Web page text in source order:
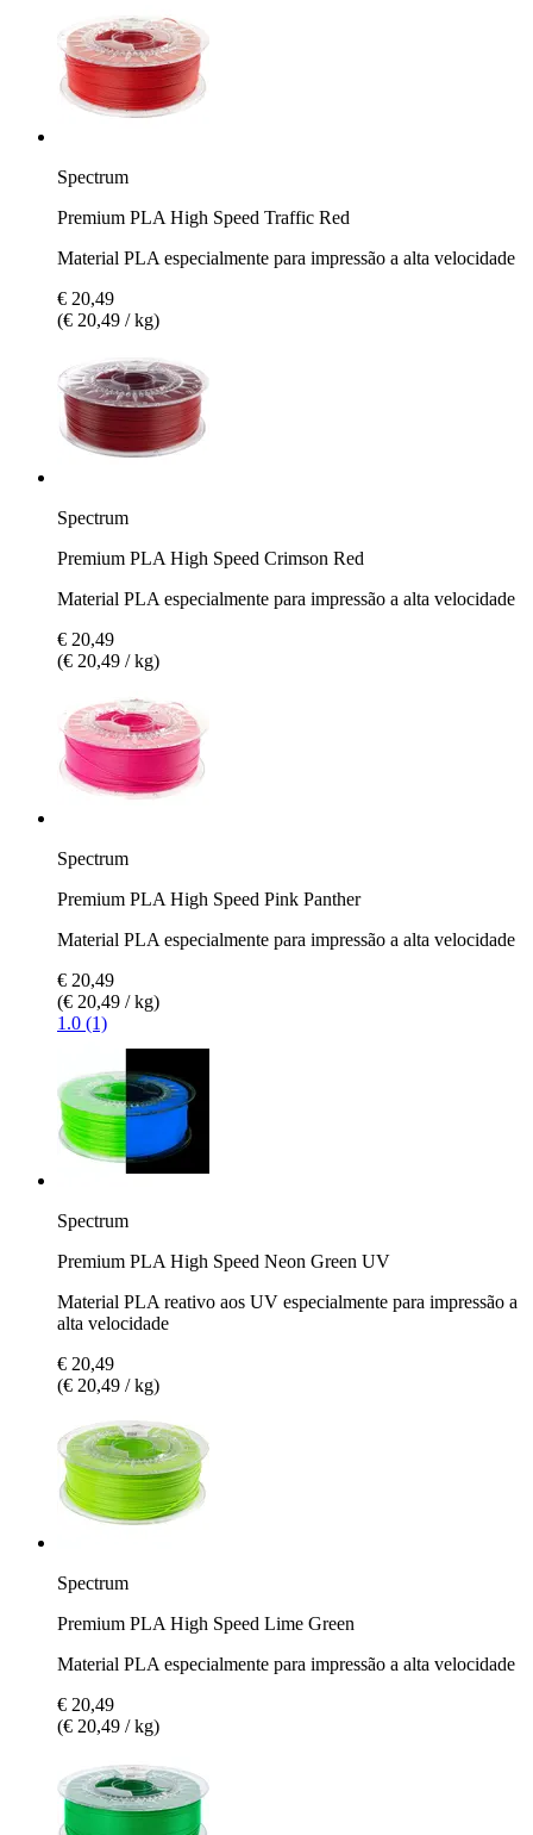
Spectrum
Premium PLA High Speed Traffic Red
Material PLA especialmente para impressão a alta velocidade
€ 20,49
(€ 20,49 / kg)
Spectrum
Premium PLA High Speed Crimson Red
Material PLA especialmente para impressão a alta velocidade
€ 20,49
(€ 20,49 / kg)
Spectrum
Premium PLA High Speed Pink Panther
Material PLA especialmente para impressão a alta velocidade
€ 20,49
(€ 20,49 / kg)
1.0 (1)
Spectrum
Premium PLA High Speed Neon Green UV
Material PLA reativo aos UV especialmente para impressão a
alta velocidade
€ 20,49
(€ 20,49 / kg)
Spectrum
Premium PLA High Speed Lime Green
Material PLA especialmente para impressão a alta velocidade
€ 20,49
(€ 20,49 / kg)